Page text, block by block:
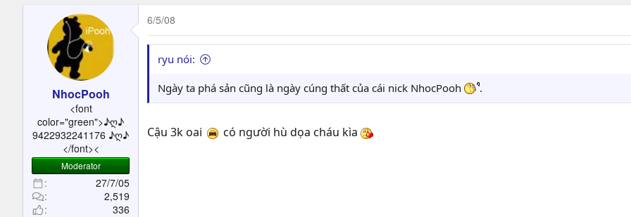
NhocPooh
<font
color="green">♪ღ♪
9422932241176 ♪ღ♪
</font><
Moderator
27/7/05
2,519
336
6/5/08
ryu nói:
Ngày ta phá sản cũng là ngày cúng thất của cái nick NhocPooh .
Cậu 3k oai có người hù dọa cháu kìa